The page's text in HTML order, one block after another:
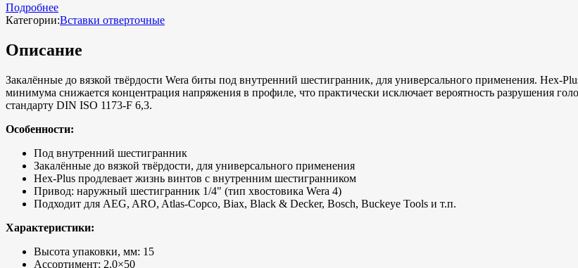
Подробнее
Категории:Вставки отверточные
Описание
Закалённые до вязкой твёрдости Wera биты под внутренний шестигранник, для универсального применения. Hex-
минимума снижается концентрация напряжения в профиле, что практически исключает вероятность разрушения
стандарту DIN ISO 1173-F 6,3.
Особенности:
Под внутренний шестигранник
Закалённые до вязкой твёрдости, для универсального применения
Hex-Plus продлевает жизнь винтов с внутренним шестигранником
Привод: наружный шестигранник 1/4" (тип хвостовика Wera 4)
Подходит для AEG, ARO, Atlas-Copco, Biax, Black & Decker, Bosch, Buckeye Tools и т.п.
Характеристики:
Высота упаковки, мм: 15
Ассортимент: 2.0×50